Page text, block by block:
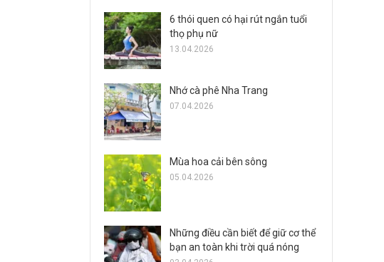
6 thói quen có hại rút ngắn tuổi
thọ phụ nữ
13.04.2026
Nhớ cà phê Nha Trang
07.04.2026
Mùa hoa cải bên sông
05.04.2026
Những điều cần biết để giữ cơ thể
bạn an toàn khi trời quá nóng